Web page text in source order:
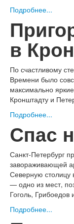
Подробнее...
в
По счастливому
Времени было
максимально
Кронштадту и
Подробнее...
Спас
Санкт-Петербург
завораживающей
Северную столицу
— одно из мест,
Гоголь, Грибоедов
Подробнее...